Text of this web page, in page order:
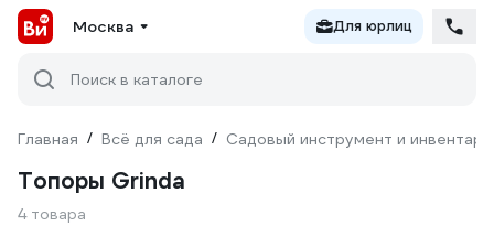
Москва Для юрлиц
Поиск в каталоге
Главная / Всё для сада / Садовый инструмент и инвентарь
Топоры Grinda
4 товара